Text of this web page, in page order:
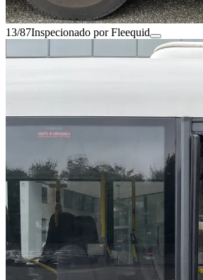
13/87Inspecionado por Fleequid